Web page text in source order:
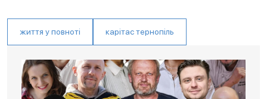
життя у повноті карітас тернопіль